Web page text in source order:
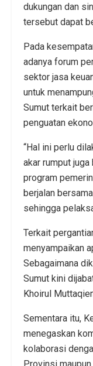
dukungan dan
tersebut dapat
Pada
adanya forum
sektor jasa
untuk
Sumut terkait
penguatan
“Hal ini perlu
akar rumput
program
berjalan
sehingga
Terkait
menyampaikan
Sebagaimana
Sumut kini
Khoirul
Sementara itu,
menegaskan
kolaborasi